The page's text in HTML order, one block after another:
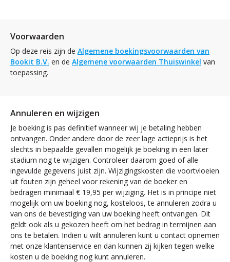
Voorwaarden
Op deze reis zijn de Algemene boekingsvoorwaarden van
Bookit B.V. en de Algemene voorwaarden Thuiswinkel van
toepassing.
Annuleren en wijzigen
Je boeking is pas definitief wanneer wij je betaling hebben
ontvangen. Onder andere door de zeer lage actieprijs is het
slechts in bepaalde gevallen mogelijk je boeking in een later
stadium nog te wijzigen. Controleer daarom goed of alle
ingevulde gegevens juist zijn. Wijzigingskosten die voortvloeien
uit fouten zijn geheel voor rekening van de boeker en
bedragen minimaal € 19,95 per wijziging. Het is in principe niet
mogelijk om uw boeking nog, kosteloos, te annuleren zodra u
van ons de bevestiging van uw boeking heeft ontvangen. Dit
geldt ook als u gekozen heeft om het bedrag in termijnen aan
ons te betalen. Indien u wilt annuleren kunt u contact opnemen
met onze klantenservice en dan kunnen zij kijken tegen welke
kosten u de boeking nog kunt annuleren.